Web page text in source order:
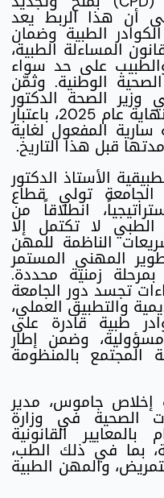
أن هذا الربط يعد
الطبية وضمان
المساءلة الطبية،
على حد سواء
الوطنية. وثمّن
وزير الصحة الدكتور
إبراهيم البدور، والذي صدر بنهاية عام 2025، باعتبار
المفعول لغاية
الأستاذ الدكتور
تولي قطاع
انطلاقاً من
الطبي لا تكتمل إلا
الناظمة للمهن
المهني المستمر
زمنية محددة.
تجسد دور الجامعة
والتطبيق العملي،
طبية قادرة على
وضمن إطار
بالمنظومة
إخلاص جاموس، مدير
الصحية في وزارة
القانونية
بما في ذلك الطب،
والمهن الطبية